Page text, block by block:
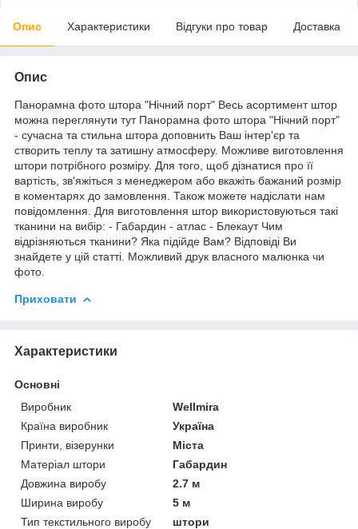
Опис Характеристики Відгуки про товар Доставка
Опис
Панорамна фото штора "Нічний порт" Весь асортимент штор
можна переглянути тут Панорамна фото штора "Нічний порт"
- сучасна та стильна штора доповнить Ваш інтер'єр та
створить теплу та затишну атмосферу. Можливе виготовлення
штори потрібного розміру. Для того, щоб дізнатися про її
вартість, зв'яжіться з менеджером або вкажіть бажаний розмір
в коментарях до замовлення. Також можете надіслати нам
повідомлення. Для виготовлення штор використовуються такі
тканини на вибір: - Габардин - атлас - Блекаут Чим
відрізняються тканини? Яка підійде Вам? Відповіді Ви
знайдете у цій статті. Можливий друк власного малюнка чи
фото.
Приховати
Характеристики
Основні
Виробник
Wellmira
Країна виробник
Україна
Принти, візерунки
Міста
Матеріал штори
Габардин
Довжина виробу
2.7 м
Ширина виробу
5 м
Тип текстильного виробу
штори